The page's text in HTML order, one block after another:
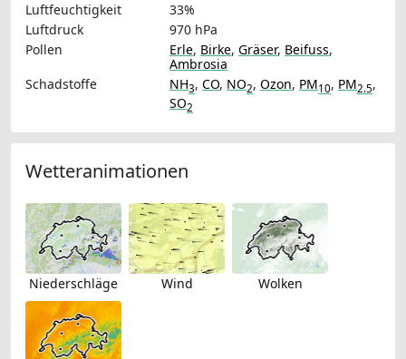
Luftfeuchtigkeit
33%
Luftdruck
970 hPa
Pollen
Erle, Birke, Gräser, Beifuss,
Ambrosia
Schadstoffe
NH3, CO, NO2, Ozon, PM10, PM2.5,
SO2
Wetteranimationen
Niederschläge Wind Wolken